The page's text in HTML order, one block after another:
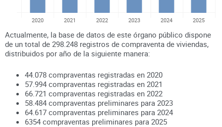
2020 2021 2022 2023 2024 2025
Actualmente, la base de datos de este órgano público dispone
de un total de 298.248 registros de compraventa de viviendas,
distribuidos por año de la siguiente manera:
44.078 compraventas registradas en 2020
57.994 compraventas registradas en 2021
66.721 compraventas registradas en 2022
58.484 compraventas preliminares para 2023
64.617 compraventas preliminares para 2024
6354 compraventas preliminares para 2025